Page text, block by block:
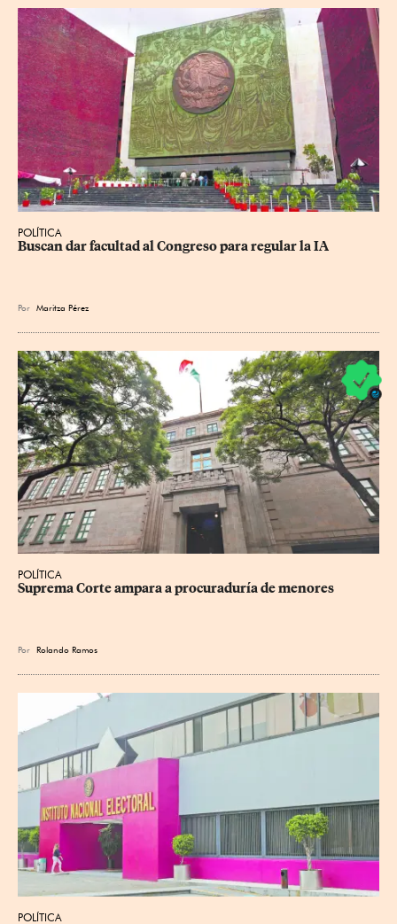
POLÍTICA
Buscan dar facultad al Congreso para regular la IA
Por Maritza Pérez
POLÍTICA
Suprema Corte ampara a procuraduría de menores
Por Rolando Ramos
POLÍTICA